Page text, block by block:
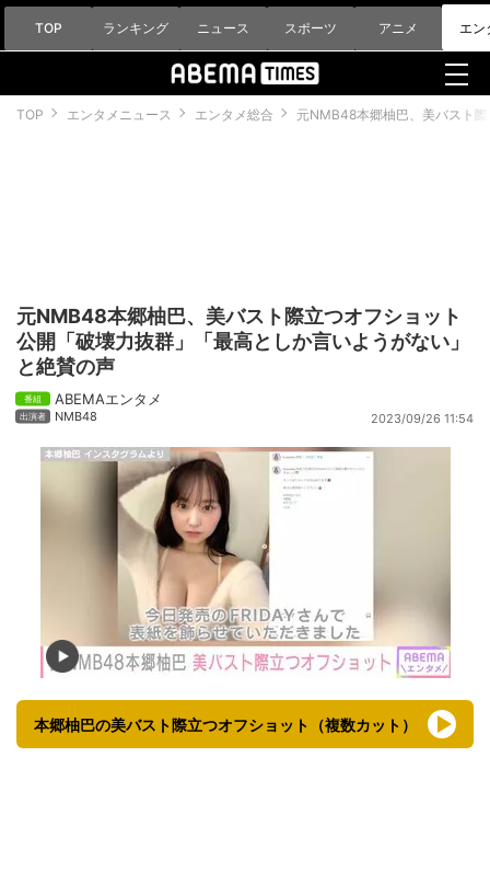
TOP ランキング ニュース スポーツ アニメ エン
TOP エンタメニュース エンタメ総合 元NMB48本郷柚巴、美バスト
元NMB48本郷柚巴、美バスト際立つオフショット
公開「破壊力抜群」「最高としか言いようがない」
と絶賛の声
ABEMAエンタメ
NMB48 2023/09/26 11:54
本郷柚巴の美バスト際立つオフショット（複数カット）